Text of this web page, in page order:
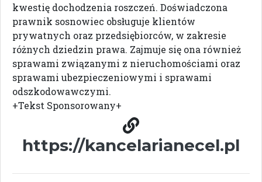
kwestię dochodzenia roszczeń. Doświadczona
prawnik sosnowiec obsługuje klientów
prywatnych oraz przedsiębiorców, w zakresie
różnych dziedzin prawa. Zajmuje się ona również
sprawami związanymi z nieruchomościami oraz
sprawami ubezpieczeniowymi i sprawami
odszkodowawczymi.
+Tekst Sponsorowany+
https://kancelarianecel.pl